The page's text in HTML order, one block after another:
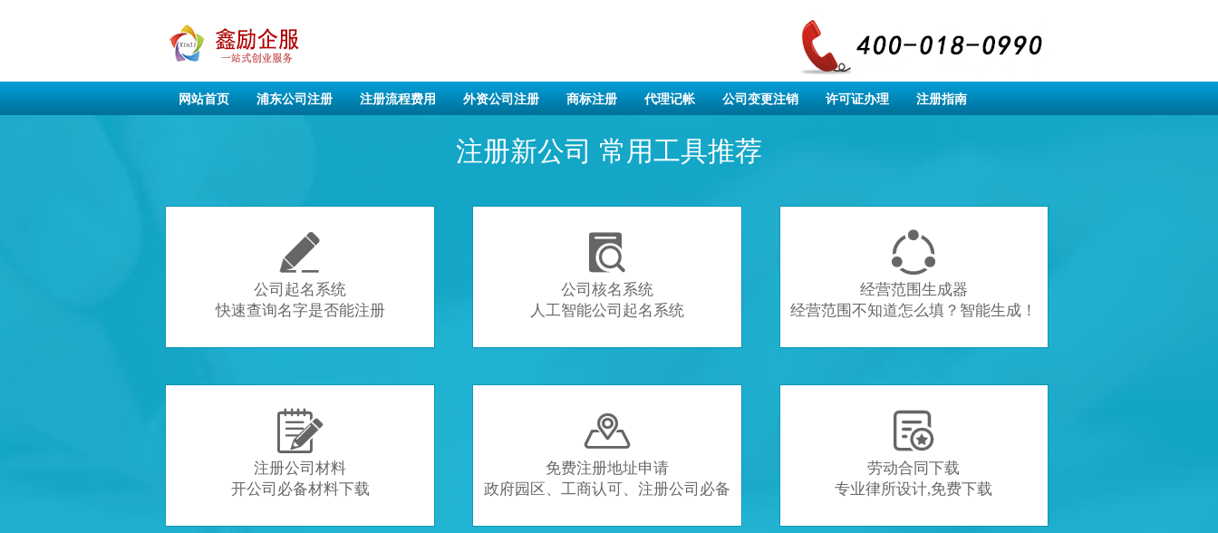
网站首页 浦东公司注册 注册流程费用 外资公司注册 商标注册 代理记帐 公司变更注销 许可证办理 注册指南
注册新公司 常用工具推荐

公司起名系统
快速查询名字是否能注册

公司核名系统
人工智能公司起名系统

经营范围生成器
经营范围不知道怎么填？智能生成！

注册公司材料
开公司必备材料下载

免费注册地址申请
政府园区、工商认可、注册公司必备

劳动合同下载
专业律所设计,免费下载